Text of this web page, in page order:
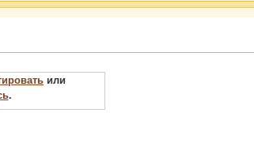
или
.